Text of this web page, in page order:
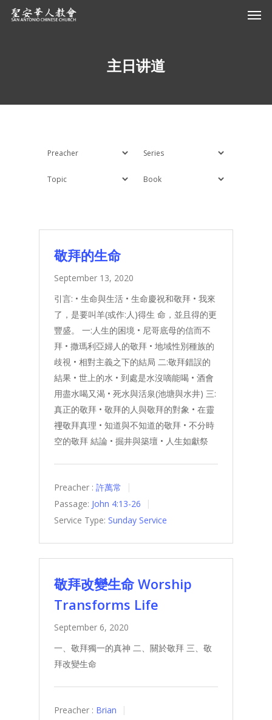
主日讲道
敬拜的生命
September 13, 2020
引言: • 生命與生活 • 生命慶祝和敬拜 • 我來
了，是要叫羊(或作:人)得生 命，並且得的更
豐盛。 一:人生的困境 • 尼哥底母的信而不
拜 • 撒瑪利亞婦人的敬拜 • 地域性別種族的
歧視 • 相對主義之下的結局 二:敬拜錯誤的
結果 • 世上的水 • 到處是水沒嘀能喝 • 酒會
用盡水喝又渴 • 死水與活泉(池塘與水井) 三:
真正的敬拜 • 敬拜的人與敬拜的對象 • 在靈
𥚃敬拜真理 • 知道與不知道的敬拜 • 不分時
空的敬拜 結論 • 掘井與築壇 • 人生如獻祭
Preacher : 許萬常
Passage: John 4:13-26
Service Type: Sunday Service
敬拜改變生命 Worship
Transforms Life
September 6, 2020
一、敬拜獨一的真神 二、關於敬拜 三、敬
拜改變生命
Preacher : Brian